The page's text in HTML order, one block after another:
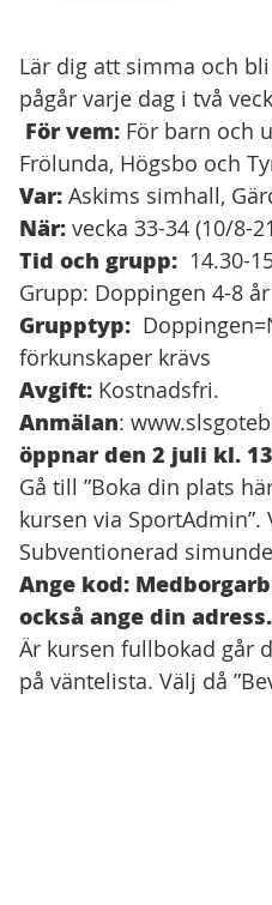
(Extern länk)
Lär dig att simma och
pågår varje dag i två
För vem: För barn och
Frölunda, Högsbo och
Var: Askims simhall,
När: vecka 33-34 (10/8-
Tid och grupp: 14.30-
Grupp: Doppingen 4-
Grupptyp:
förkunskaper krävs
Avgift: Kostnadsfri.
Anmälan:
öppnar den 2 juli kl.
Gå till ”Boka din plats
kursen via SportAdmin”.
Subventionerad
Ange kod:
också ange din adress.
Är kursen fullbokad går
på väntelista. Välj då